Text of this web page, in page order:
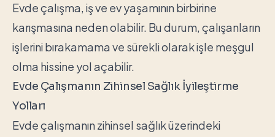
Evde çalışma, iş ve ev yaşamının birbirine
karışmasına neden olabilir. Bu durum, çalışanların
işlerini bırakamama ve sürekli olarak işle meşgul
olma hissine yol açabilir.
Evde Çalışmanın Zihinsel Sağlık İyileştirme
Yolları
Evde çalışmanın zihinsel sağlık üzerindeki